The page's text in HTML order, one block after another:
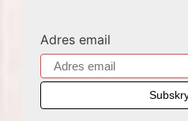
Adres email